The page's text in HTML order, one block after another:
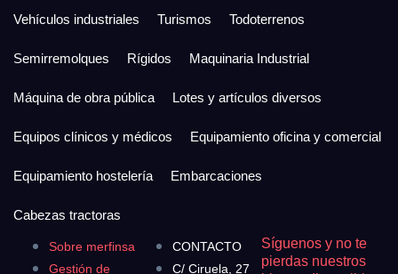
Sobre merfinsa
Gestión de
CONTACTO
C/ Ciruela, 27
Síguenos y no te
pierdas nuestros
Vehículos industriales
Turismos Todoterrenos
Semirremolques Rígidos Maquinaria Industrial
Máquina de obra pública Lotes y artículos diversos
Equipos clínicos y médicos Equipamiento oficina y comercial
Equipamiento hostelería Embarcaciones
Cabezas tractoras